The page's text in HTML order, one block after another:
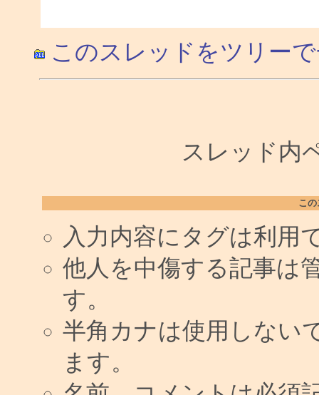
このスレッドをツリー
スレッド内
こ
入力内容にタグは利用
他人を中傷する記事は
す。
半角カナは使用しない
ます。